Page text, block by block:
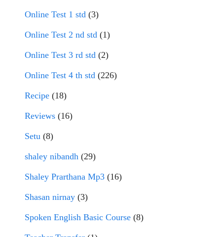
Online Test 1 std (3)
Online Test 2 nd std (1)
Online Test 3 rd std (2)
Online Test 4 th std (226)
Recipe (18)
Reviews (16)
Setu (8)
shaley nibandh (29)
Shaley Prarthana Mp3 (16)
Shasan nirnay (3)
Spoken English Basic Course (8)